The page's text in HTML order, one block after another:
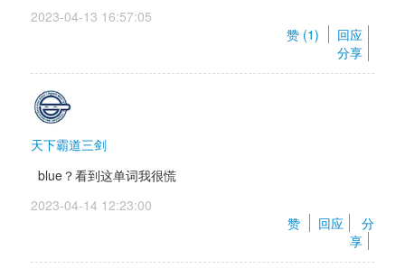
2023-04-13 16:57:05
赞 (1)
回应
分享
天下霸道三剑
blue？看到这单词我很慌
2023-04-14 12:23:00
赞
回应
分
享